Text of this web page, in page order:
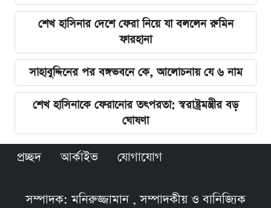
শেখ হাসিনার দেশে ফেরা নিয়ে যা বললেন রুমিন
ফারহানা
সাহাবুদ্দিনের পর বঙ্গভবনে কে, আলোচনায় যে ৬ নাম
শেখ হাসিনাকে ফেরানোর তৎপরতা: স্বরাষ্ট্রমন্ত্রীর বড়
ঘোষণা
প্রচ্ছদ আর্কাইভ যোগাযোগ
সম্পাদক: মনিরুজ্জামান , সম্পাদকীয় ও বানিজ্যিক